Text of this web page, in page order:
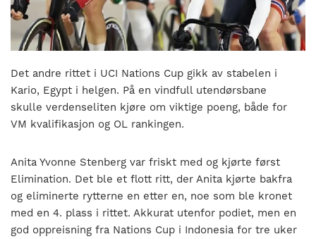
til
bli
en
folkesport.
Det andre rittet i UCI Nations Cup gikk av stabelen i
Kario, Egypt i helgen. På en vindfull utendørsbane
skulle verdenseliten kjøre om viktige poeng, både for
VM kvalifikasjon og OL rankingen.
Anita Yvonne Stenberg var friskt med og kjørte først
Elimination. Det ble et flott ritt, der Anita kjørte bakfra
og eliminerte rytterne en etter en, noe som ble kronet
med en 4. plass i rittet. Akkurat utenfor podiet, men en
god oppreisning fra Nations Cup i Indonesia for tre uker